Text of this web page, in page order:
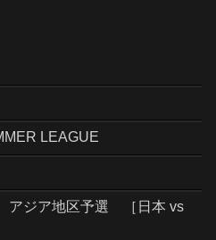
LEAGUE
アジア地区予選 ［日本 vs